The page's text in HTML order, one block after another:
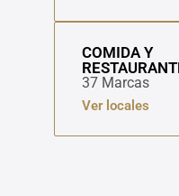
COMIDA Y
37 Marcas
Ver locales